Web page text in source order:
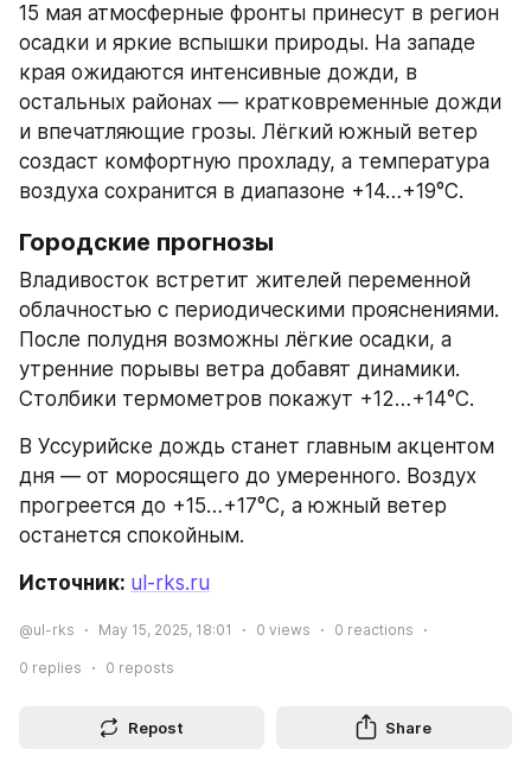
15 мая атмосферные фронты принесут в регион
осадки и яркие вспышки природы. На западе
края ожидаются интенсивные дожди, в
остальных районах — кратковременные дожди
и впечатляющие грозы. Лёгкий южный ветер
создаст комфортную прохладу, а температура
воздуха сохранится в диапазоне +14…+19°C.
Городские прогнозы
Владивосток встретит жителей переменной
облачностью с периодическими прояснениями.
После полудня возможны лёгкие осадки, а
утренние порывы ветра добавят динамики.
Столбики термометров покажут +12…+14°C.
В Уссурийске дождь станет главным акцентом
дня — от моросящего до умеренного. Воздух
прогреется до +15…+17°C, а южный ветер
останется спокойным.
Источник: ul-rks.ru
@ul-rks May 15, 2025, 18:01 0 views 0 reactions
0 replies 0 reposts
Repost Share